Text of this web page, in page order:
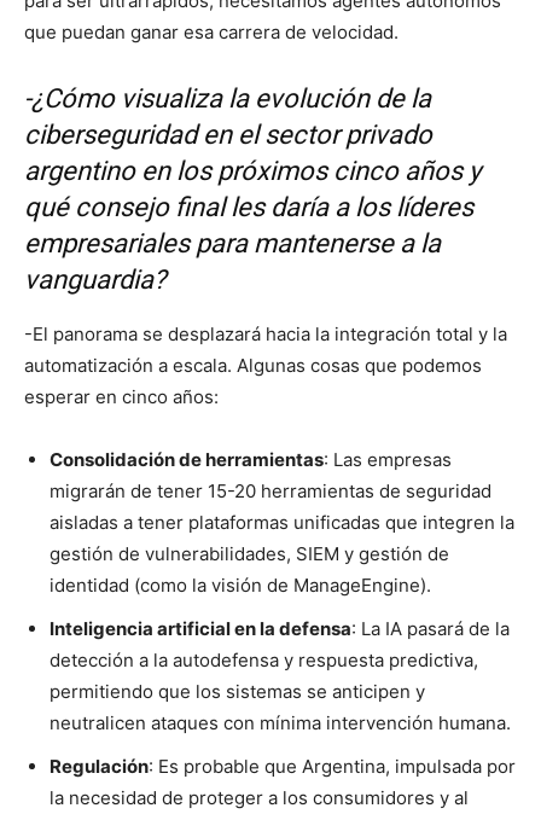
que puedan ganar esa carrera de velocidad.
-¿Cómo visualiza la evolución de la
ciberseguridad en el sector privado
argentino en los próximos cinco años y
qué consejo final les daría a los líderes
empresariales para mantenerse a la
vanguardia?
-El panorama se desplazará hacia la integración total y la
automatización a escala. Algunas cosas que podemos
esperar en cinco años:
Consolidación de herramientas: Las empresas
migrarán de tener 15-20 herramientas de seguridad
aisladas a tener plataformas unificadas que integren la
gestión de vulnerabilidades, SIEM y gestión de
identidad (como la visión de ManageEngine).
Inteligencia artificial en la defensa: La IA pasará de la
detección a la autodefensa y respuesta predictiva,
permitiendo que los sistemas se anticipen y
neutralicen ataques con mínima intervención humana.
Regulación: Es probable que Argentina, impulsada por
la necesidad de proteger a los consumidores y al